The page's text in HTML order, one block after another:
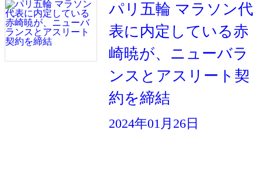
パリ五輪 マラソン代
表に内定している赤
崎暁が、ニューバラ
ンスとアスリート契
約を締結
2024年01月26日